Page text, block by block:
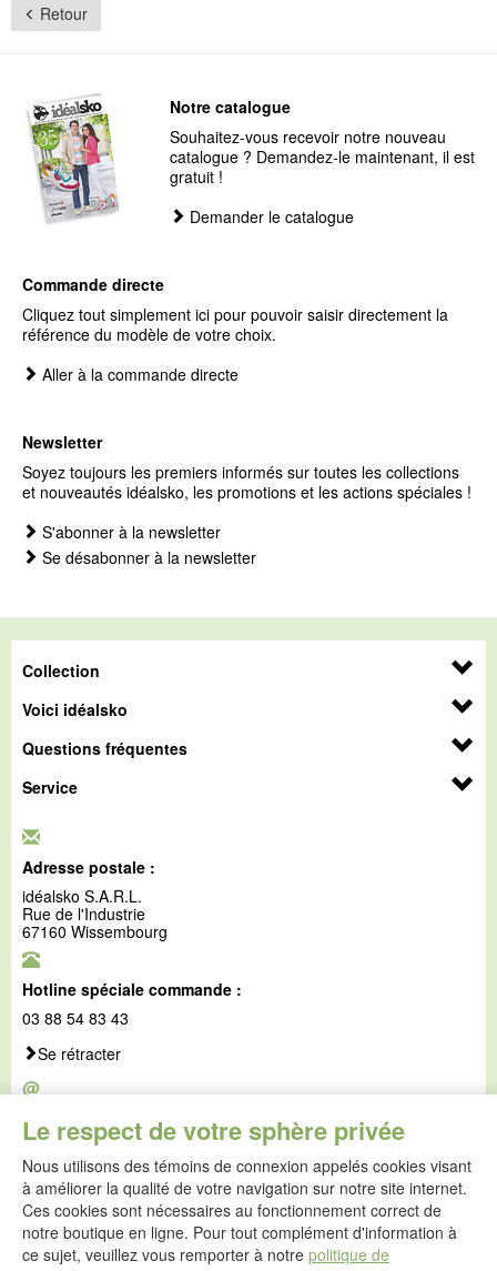
Retour
Le respect de votre sphère privée
Nous utilisons des témoins de connexion appelés cookies visant
à améliorer la qualité de votre navigation sur notre site internet.
Ces cookies sont nécessaires au fonctionnement correct de
notre boutique en ligne. Pour tout complément d'information à
ce sujet, veuillez vous remporter à notre politique de
Notre catalogue
Souhaitez-vous recevoir notre nouveau
catalogue ? Demandez-le maintenant, il est
gratuit !
Demander le catalogue
Commande directe
Cliquez tout simplement ici pour pouvoir saisir directement la
référence du modèle de votre choix.
Aller à la commande directe
Newsletter
Soyez toujours les premiers informés sur toutes les collections
et nouveautés idéalsko, les promotions et les actions spéciales !
S'abonner à la newsletter
Se désabonner à la newsletter
Collection
Voici idéalsko
Questions fréquentes
Service
Adresse postale :
idéalsko S.A.R.L.
Rue de l'Industrie
67160 Wissembourg
Hotline spéciale commande :
03 88 54 83 43
Se rétracter
@
service@idealsko.fr
@
Formulaire de contact
Aller au formulaire de contact